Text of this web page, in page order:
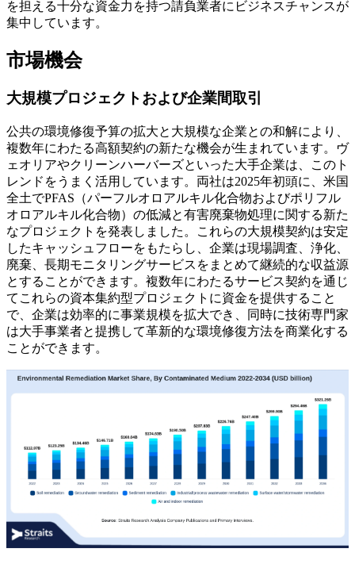
を担える十分な資金力を持つ請負業者にビジネスチャンスが
集中しています。
市場機会
大規模プロジェクトおよび企業間取引
公共の環境修復予算の拡大と大規模な企業との和解により、
複数年にわたる高額契約の新たな機会が生まれています。ヴ
ェオリアやクリーンハーバーズといった大手企業は、このト
レンドをうまく活用しています。両社は2025年初頭に、米国
全土でPFAS（パーフルオロアルキル化合物およびポリフル
オロアルキル化合物）の低減と有害廃棄物処理に関する新た
なプロジェクトを発表しました。これらの大規模契約は安定
したキャッシュフローをもたらし、企業は現場調査、浄化、
廃棄、長期モニタリングサービスをまとめて継続的な収益源
とすることができます。複数年にわたるサービス契約を通じ
てこれらの資本集約型プロジェクトに資金を提供すること
で、企業は効率的に事業規模を拡大でき、同時に技術専門家
は大手事業者と提携して革新的な環境修復方法を商業化する
ことができます。